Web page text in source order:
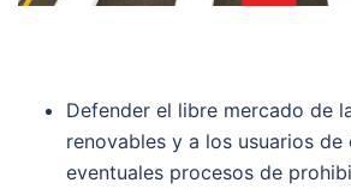
Defender el libre mercado de
renovables y a los usuarios de
eventuales procesos de